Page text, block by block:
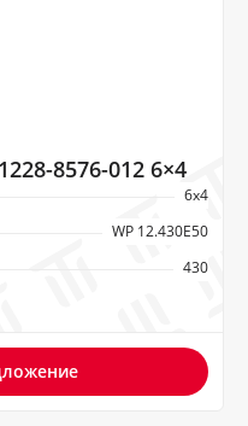
8576-012 6×4
6х4
WP 12.430Е50
430